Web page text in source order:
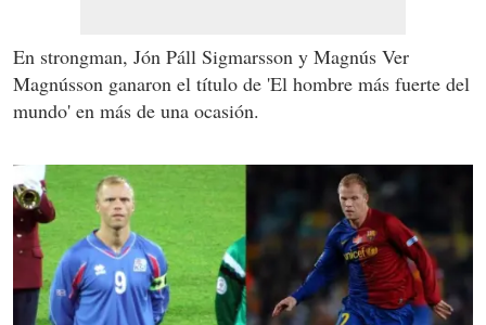
En strongman, Jón Páll Sigmarsson y Magnús Ver
Magnússon ganaron el título de 'El hombre más fuerte del
mundo' en más de una ocasión.